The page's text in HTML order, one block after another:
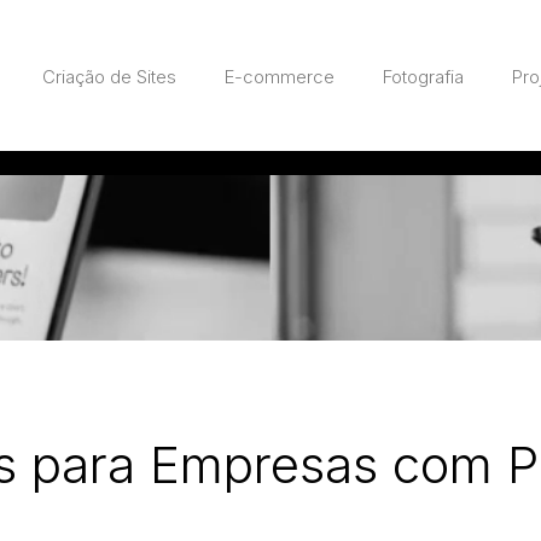
Criação de Sites E-commerce Fotografia
para Empresas com